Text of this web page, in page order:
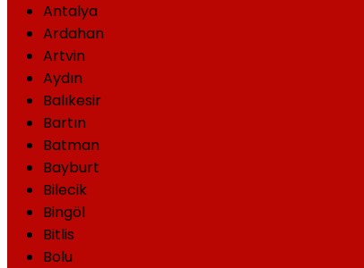
Antalya
Ardahan
Artvin
Aydın
Balıkesir
Bartın
Batman
Bayburt
Bilecik
Bingöl
Bitlis
Bolu